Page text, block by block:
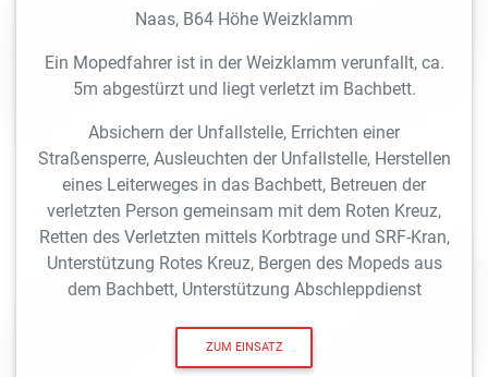
Naas, B64 Höhe Weizklamm
Ein Mopedfahrer ist in der Weizklamm verunfallt, ca.
5m abgestürzt und liegt verletzt im Bachbett.
Absichern der Unfallstelle, Errichten einer
Straßensperre, Ausleuchten der Unfallstelle, Herstellen
eines Leiterweges in das Bachbett, Betreuen der
verletzten Person gemeinsam mit dem Roten Kreuz,
Retten des Verletzten mittels Korbtrage und SRF-Kran,
Unterstützung Rotes Kreuz, Bergen des Mopeds aus
dem Bachbett, Unterstützung Abschleppdienst
ZUM EINSATZ